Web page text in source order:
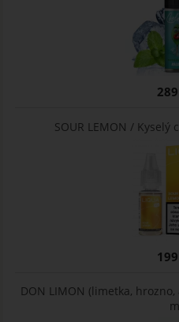
SOUR LEMON / Kyselý
DON LIMON (limetka,